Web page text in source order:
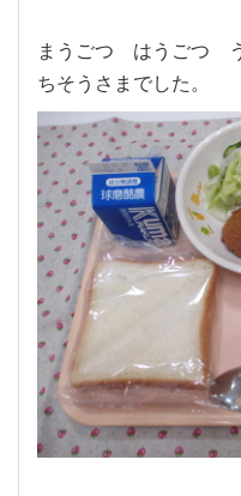
まうごつ はうごつ
ちそうさまでした。